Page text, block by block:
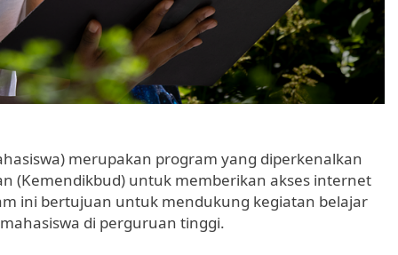
merupakan program yang diperkenalkan
(Kemendikbud) untuk memberikan akses internet
ini bertujuan untuk mendukung kegiatan belajar
di perguruan tinggi.